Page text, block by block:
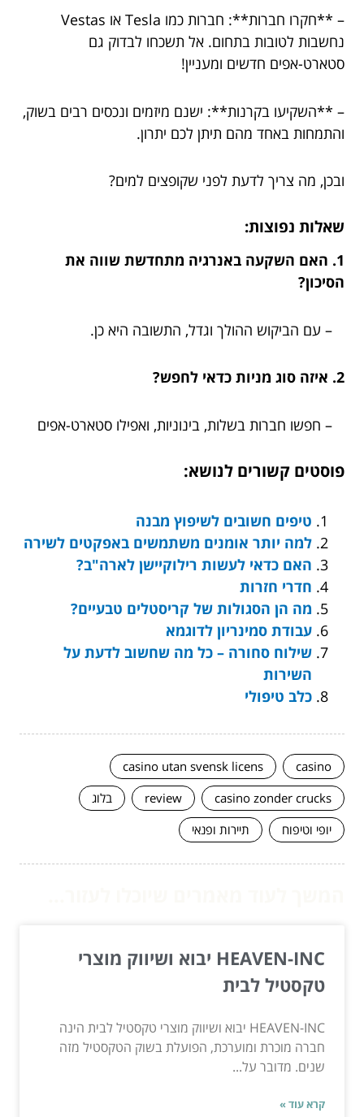
– **חקרו חברות**: חברות כמו Tesla או Vestas
נחשבות לטובות בתחום. אל תשכחו לבדוק גם
סטארט-אפים חדשים ומעניין!
– **השקיעו בקרנות**: ישנם מיזמים ונכסים רבים בשוק,
והתמחות באחד מהם תיתן לכם יתרון.
ובכן, מה צריך לדעת לפני שקופצים למים?
שאלות נפוצות:
1. האם השקעה באנרגיה מתחדשת שווה את
הסיכון?
– עם הביקוש ההולך וגדל, התשובה היא כן.
2. איזה סוג מניות כדאי לחפש?
– חפשו חברות בשלות, בינוניות, ואפילו סטארט-אפים
פוסטים קשורים לנושא:
טיפים חשובים לשיפוץ מבנה
למה יותר אומנים משתמשים באפקטים לשירה
האם כדאי לעשות רילוקיישן לארה"ב?
חדרי חזרות
מה הן הסגולות של קריסטלים טבעיים?
עבודת סמינריון לדוגמא
שילוח סחורה – כל מה שחשוב לדעת על
השירות
כלב טיפולי
casino
casino utan svensk licens
casino zonder crucks
review
בלוג
יופי וטיפוח
תיירות ופנאי
HEAVEN-INC יבוא ושיווק מוצרי
טקסטיל לבית
HEAVEN-INC יבוא ושיווק מוצרי טקסטיל לבית הינה
חברה מוכרת ומוערכת, הפועלת בשוק הטקסטיל מזה
שנים. מדובר על...
קרא עוד »